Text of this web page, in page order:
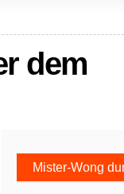
dem
Mister-Wong